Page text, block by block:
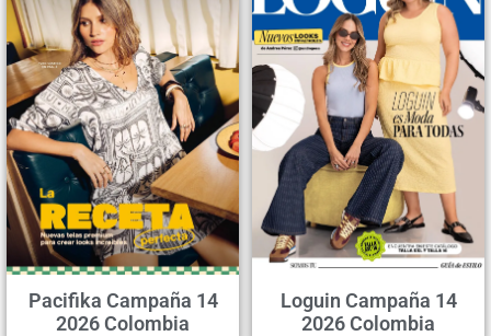
Pacifika Campaña 14
2026 Colombia
Loguin Campaña 14
2026 Colombia